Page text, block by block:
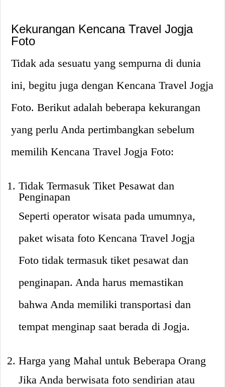
Kekurangan Kencana Travel Jogja
Foto
Tidak ada sesuatu yang sempurna di dunia
ini, begitu juga dengan Kencana Travel Jogja
Foto. Berikut adalah beberapa kekurangan
yang perlu Anda pertimbangkan sebelum
memilih Kencana Travel Jogja Foto:
Tidak Termasuk Tiket Pesawat dan
Penginapan
Seperti operator wisata pada umumnya,
paket wisata foto Kencana Travel Jogja
Foto tidak termasuk tiket pesawat dan
penginapan. Anda harus memastikan
bahwa Anda memiliki transportasi dan
tempat menginap saat berada di Jogja.
Harga yang Mahal untuk Beberapa Orang
Jika Anda berwisata foto sendirian atau